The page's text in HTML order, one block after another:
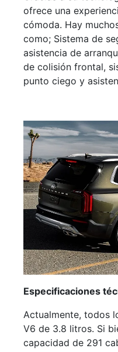
ofrece una
cómoda. Hay
como; Sistema de
asistencia de
de colisión frontal,
punto ciego y
Especificaciones
Actualmente, todos
V6 de 3.8 litros. Si
capacidad de 291